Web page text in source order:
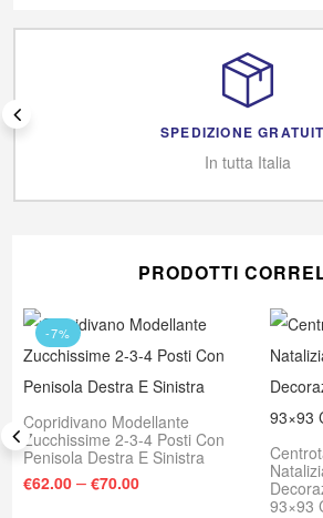
SPEDIZIONE
In tutta Italia
PRODOTTI
-7%
Copridivano Modellante
Zucchissime 2-3-4 Posti Con
Penisola Destra E Sinistra
€62.00 – €70.00
93×93